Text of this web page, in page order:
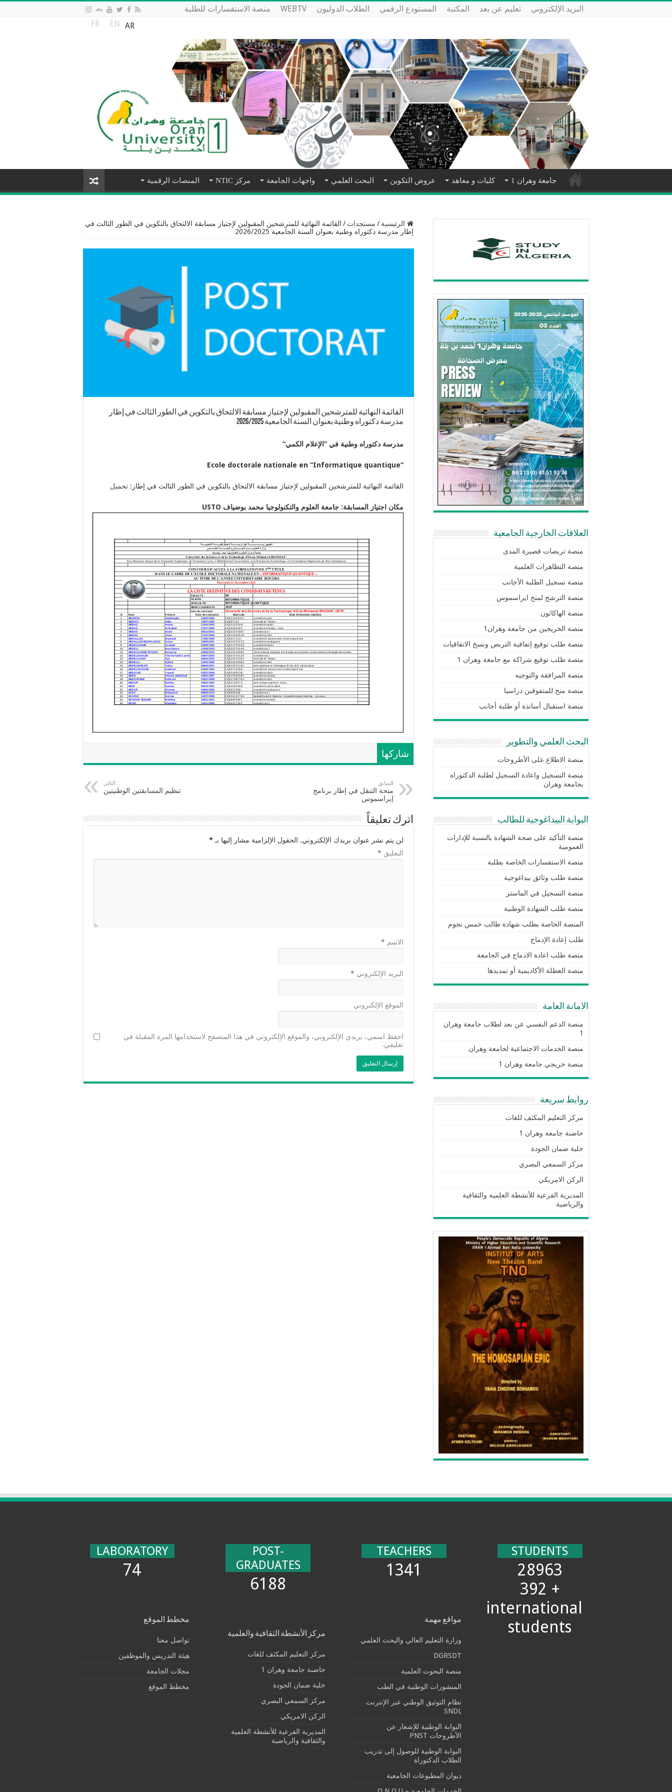
البريد الإلكتروني تعليم عن بعد المكتبة المستودع الرقمي الطلاب الدوليون WEBTV
منصة الاستفسارات للطلبة
AR
EN
FR
جامعة وهران 1 كليات و معاهد عروض التكوين البحث العلمي واجهات الجامعة مركز NTIC المنصات الرقمية
الرئيسية / مستجدات / القائمة النهائية للمترشحين المقبولين لإجتياز مسابقة الالتحاق بالتكوين في الطور الثالث في
إطار مدرسة دكتوراه وطنية بعنوان السنة الجامعية 2026/2025
القائمة النهائية للمترشحين المقبولين لإجتياز مسابقة الالتحاق بالتكوين في الطور الثالث في إطار
مدرسة دكتوراه وطنية بعنوان السنة الجامعية 2026/2025
مدرسة دكتوراه وطنية في “ الإعلام الكمي“
“
Ecole doctorale nationale en “Informatique quantique
القائمة النهائية للمترشحين المقبولين لإجتياز مسابقة الالتحاق بالتكوين في الطور الثالث في إطار: تحميل
مكان اجتياز المسابقة: جامعة العلوم والتكنولوجيا محمد بوضياف USTO
شاركها
السابق
منحة التنقل في إطار برنامج
إيراسموس
التالي
تنظيم المسابقتين الوطنيتين
اترك تعليقاً
لن يتم نشر عنوان بريدك الإلكتروني. الحقول الإلزامية مشار إليها بـ *
التعليق *
الاسم *
البريد الإلكتروني *
الموقع الإلكتروني
احفظ اسمي، بريدي الإلكتروني، والموقع الإلكتروني في هذا المتصفح لاستخدامها المرة المقبلة في
تعليقي.
العلاقات الخارجية الجامعية
منصة تربصات قصيرة المدى
منصة التظاهرات العلمية
منصة تسجيل الطلبة الأجانب
منصة الترشح لمنح ايراسموس
منصة الهاكاثون
منصة الخريجين من جامعة وهران1
منصة طلب توقيع إتفاقية التربص ونسخ الاتفاقيات
منصة طلب توقيع شراكة مع جامعة وهران 1
منصة المرافقة والتوجيه
منصة منح للمتفوقين دراسيا
منصة استقبال أساتذة أو طلبة أجانب
البحث العلمي والتطوير
منصة الاطلاع على الأطروحات
منصة التسجيل واعادة التسجيل لطلبة الدكتوراه
بجامعة وهران
البوابة البيداغوجية للطالب
منصة التأكيد على صحة الشهادة بالنسبة للإدارات
العمومية
منصة الاستفسارات الخاصة بطلبة
منصة طلب وثائق بيداغوجية
منصة التسجيل في الماستر
منصة طلب الشهادة الوطنية
المنصة الخاصة بطلب شهادة طالب خمس نجوم
طلب إعادة الإدماج
منصة طلب اعادة الادماج في الجامعة
منصة العطلة الأكاديمية أو تمديدها
الامانة العامة
منصة الدعم النفسي عن بعد لطلاب جامعة وهران
1
منصة الخدمات الاجتماعية لجامعة وهران
منصة خريجي جامعة وهران 1
روابط سريعة
مركز التعليم المكثف للغات
حاضنة جامعة وهران 1
خلية ضمان الجودة
مركز السمعي البصري
الركن الامريكي
المديرية الفرعية للأنشطة العلمية والثقافية
والرياضية
STUDENTS
28963
+ 392
international
students
TEACHERS
1341
مواقع مهمة
وزارة التعليم العالي والبحث العلمي
DGRSDT
منصة البحوث العلمية
المنشورات الوطنية في الطب
نظام التوثيق الوطني عبر الإنترنت
SNDL
البوابة الوطنية للإشعار عن
الأطروحات PNST
البوابة الوطنية للوصول إلى تدريب
الطلاب الدكتوراة
ديوان المطبوعات الجامعية
POST-
GRADUATES
6188
مركز الأنشطة الثقافية والعلمية
مركز التعليم المكثف للغات
حاضنة جامعة وهران 1
خلية ضمان الجودة
مركز السمعي البصري
الركن الامريكي
المديرية الفرعية للأنشطة العلمية
والثقافية والرياضية
LABORATORY
74
مخطط الموقع
تواصل معنا
هيئة التدريس والموظفين
مجلات الجامعة
مخطط الموقع